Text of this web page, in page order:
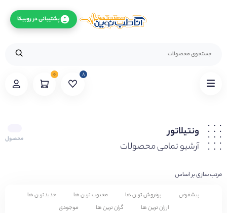
۰ ۸
ونتیلاتور
آرشیو تمامی محصولات
محصول
مرتب سازی بر اساس
پیشفرض پرفروش ترین ها محبوب ترین ها
جدیدترین ها
ارزان ترین ها
گران ترین ها موجودی
پشتیبانی در روبیکا